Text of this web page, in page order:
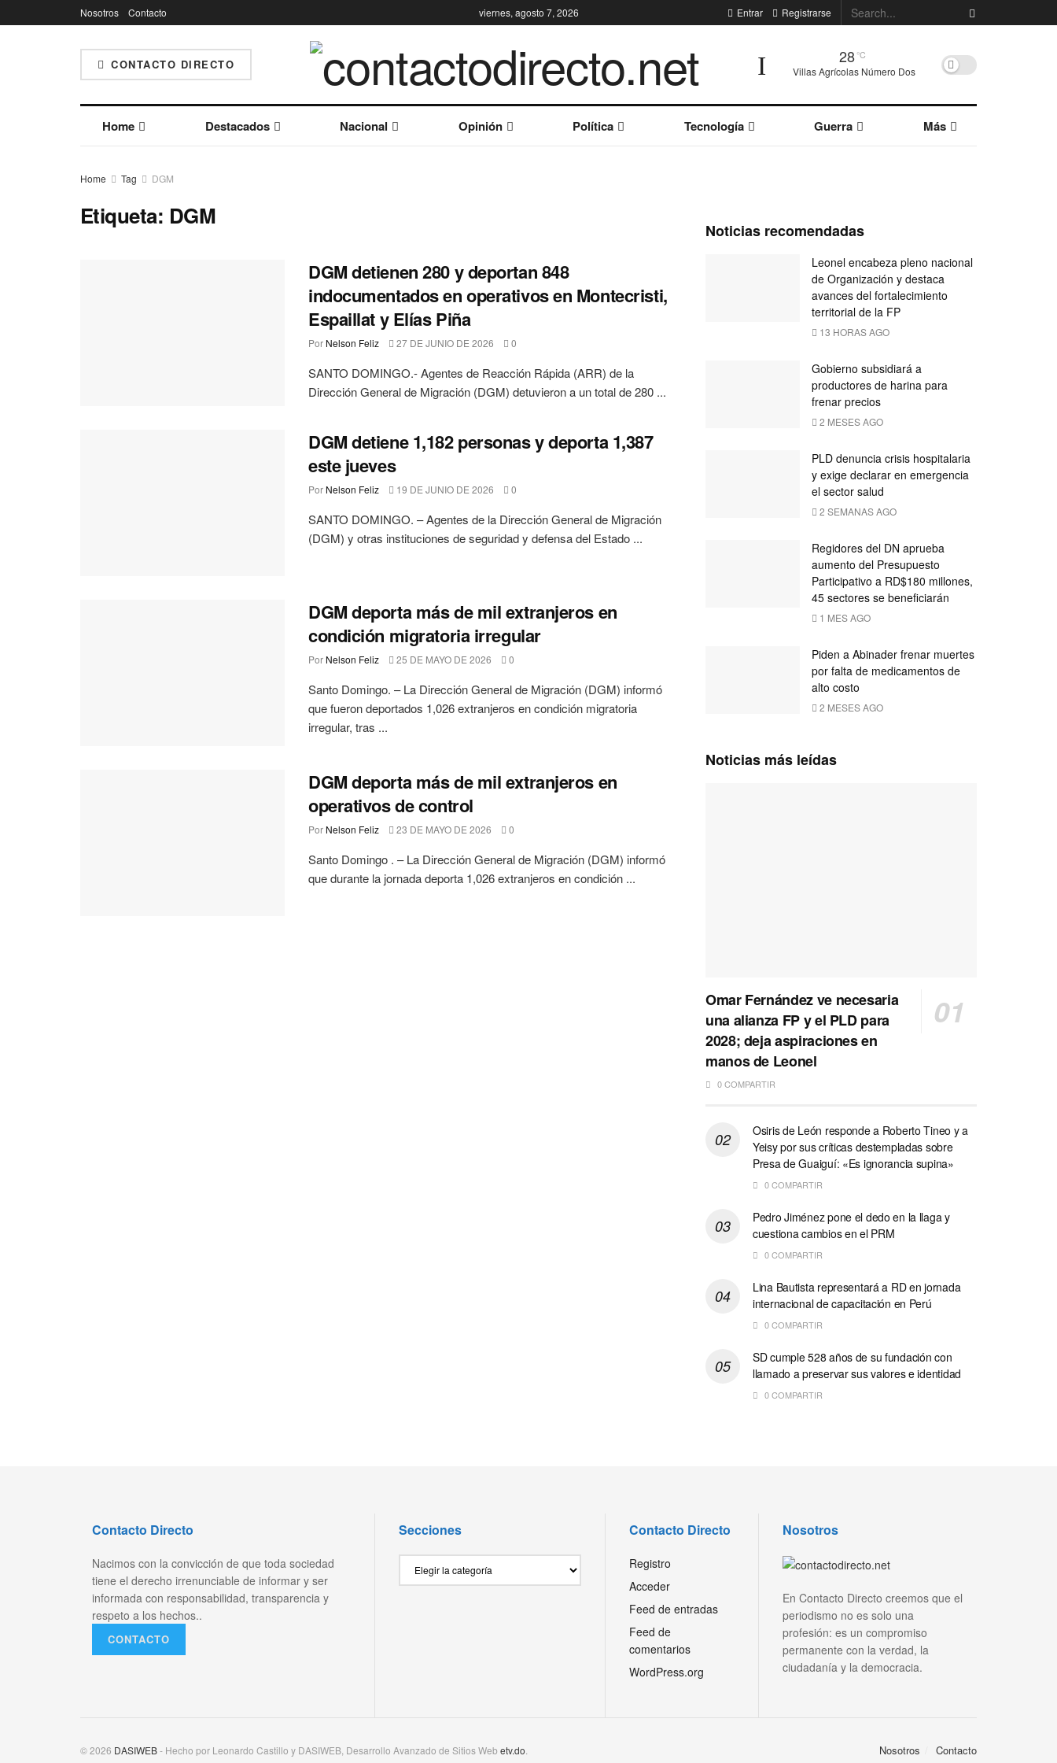
Nosotros Contacto viernes, agosto 7, 2026 Entrar Registrarse
CONTACTO DIRECTO 28°C
Villas Agrícolas Número Dos
Home Destacados Nacional Opinión Política Tecnología Guerra Más
Home Tag DGM
Etiqueta: DGM
DGM detienen 280 y deportan 848
indocumentados en operativos en Montecristi,
Espaillat y Elías Piña
Por Nelson Feliz 27 DE JUNIO DE 2026 0
SANTO DOMINGO.- Agentes de Reacción Rápida (ARR) de la
Dirección General de Migración (DGM) detuvieron a un total de 280 ...
DGM detiene 1,182 personas y deporta 1,387
este jueves
Por Nelson Feliz 19 DE JUNIO DE 2026 0
SANTO DOMINGO. – Agentes de la Dirección General de Migración
(DGM) y otras instituciones de seguridad y defensa del Estado ...
DGM deporta más de mil extranjeros en
condición migratoria irregular
Por Nelson Feliz 25 DE MAYO DE 2026 0
Santo Domingo. – La Dirección General de Migración (DGM) informó
que fueron deportados 1,026 extranjeros en condición migratoria
irregular, tras ...
DGM deporta más de mil extranjeros en
operativos de control
Por Nelson Feliz 23 DE MAYO DE 2026 0
Santo Domingo . – La Dirección General de Migración (DGM) informó
que durante la jornada deporta 1,026 extranjeros en condición ...
Noticias recomendadas
Leonel encabeza pleno nacional
de Organización y destaca
avances del fortalecimiento
territorial de la FP
13 HORAS AGO
Gobierno subsidiará a
productores de harina para
frenar precios
2 MESES AGO
PLD denuncia crisis hospitalaria
y exige declarar en emergencia
el sector salud
2 SEMANAS AGO
Regidores del DN aprueba
aumento del Presupuesto
Participativo a RD$180 millones,
45 sectores se beneficiarán
1 MES AGO
Piden a Abinader frenar muertes
por falta de medicamentos de
alto costo
2 MESES AGO
Noticias más leídas
Omar Fernández ve necesaria
una alianza FP y el PLD para
2028; deja aspiraciones en
manos de Leonel
0 COMPARTIR
Osiris de León responde a Roberto Tineo y a
Yeisy por sus críticas destempladas sobre
Presa de Guaiguí: «Es ignorancia supina»
0 COMPARTIR
Pedro Jiménez pone el dedo en la llaga y
cuestiona cambios en el PRM
0 COMPARTIR
Lina Bautista representará a RD en jornada
internacional de capacitación en Perú
0 COMPARTIR
SD cumple 528 años de su fundación con
llamado a preservar sus valores e identidad
0 COMPARTIR
Contacto Directo
Nacimos con la convicción de que toda sociedad
tiene el derecho irrenunciable de informar y ser
informada con responsabilidad, transparencia y
respeto a los hechos..
CONTACTO
Secciones Contacto Directo
Registro
Acceder
Feed de entradas
Feed de
comentarios
WordPress.org
Nosotros
En Contacto Directo creemos que el
periodismo no es solo una
profesión: es un compromiso
permanente con la verdad, la
ciudadanía y la democracia.
Nosotros Contacto
© 2026 DASIWEB- Hecho por Leonardo Castillo y DASIWEB, Desarrollo Avanzado de Sitios Web etv.do